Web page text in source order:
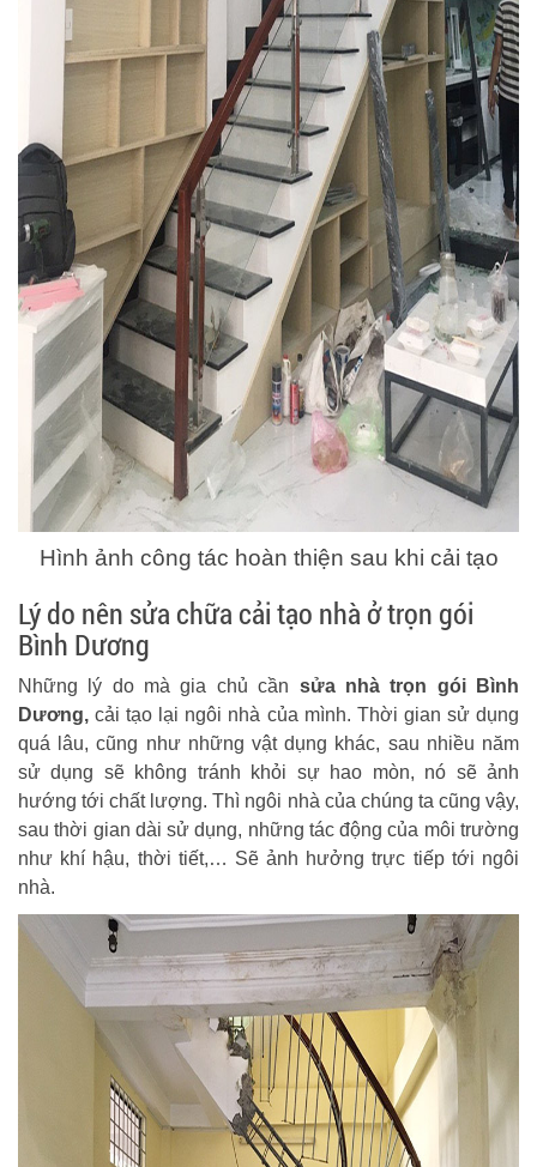
Hình ảnh công tác hoàn thiện sau khi cải tạo
Lý do nên sửa chữa cải tạo nhà ở trọn gói
Bình Dương
Những lý do mà gia chủ cần sửa nhà trọn gói Bình
Dương, cải tạo lại ngôi nhà của mình. Thời gian sử dụng
quá lâu, cũng như những vật dụng khác, sau nhiều năm
sử dụng sẽ không tránh khỏi sự hao mòn, nó sẽ ảnh
hướng tới chất lượng. Thì ngôi nhà của chúng ta cũng vậy,
sau thời gian dài sử dụng, những tác động của môi trường
như khí hậu, thời tiết,… Sẽ ảnh hưởng trực tiếp tới ngôi
nhà.